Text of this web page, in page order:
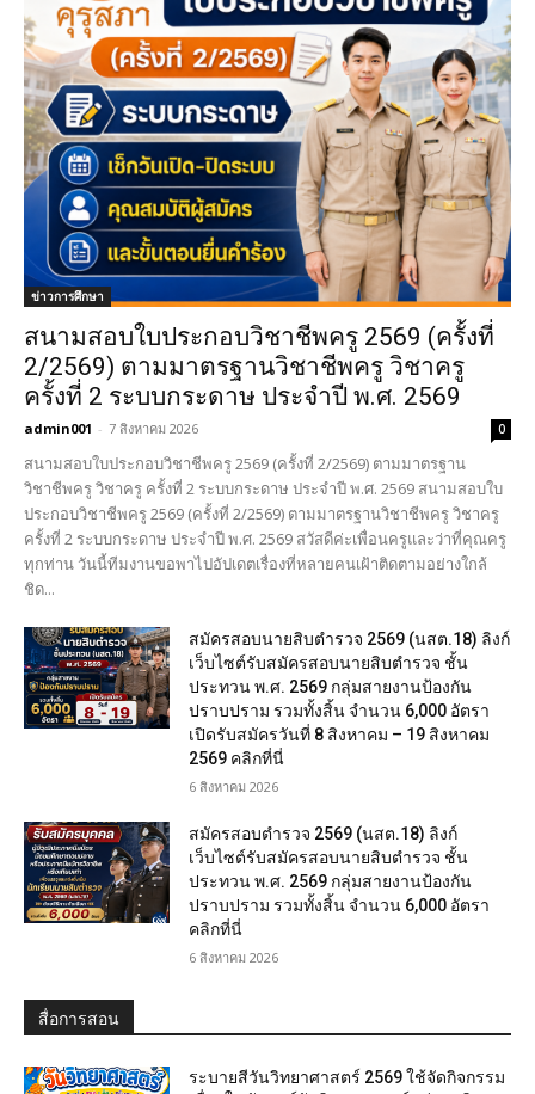
ข่าวการศึกษา
สนามสอบใบประกอบวิชาชีพครู 2569 (ครั้งที่
2/2569) ตามมาตรฐานวิชาชีพครู วิชาครู
ครั้งที่ 2 ระบบกระดาษ ประจำปี พ.ศ. 2569
admin001 - 7 สิงหาคม 2026 0
สนามสอบใบประกอบวิชาชีพครู 2569 (ครั้งที่ 2/2569) ตามมาตรฐาน
วิชาชีพครู วิชาครู ครั้งที่ 2 ระบบกระดาษ ประจำปี พ.ศ. 2569 สนามสอบใบ
ประกอบวิชาชีพครู 2569 (ครั้งที่ 2/2569) ตามมาตรฐานวิชาชีพครู วิชาครู
ครั้งที่ 2 ระบบกระดาษ ประจำปี พ.ศ. 2569 สวัสดีค่ะเพื่อนครูและว่าที่คุณครู
ทุกท่าน วันนี้ทีมงานขอพาไปอัปเดตเรื่องที่หลายคนเฝ้าติดตามอย่างใกล้
ชิด...
สมัครสอบนายสิบตำรวจ 2569 (นสต.18) ลิงก์
เว็บไซต์รับสมัครสอบนายสิบตำรวจ ชั้น
ประทวน พ.ศ. 2569 กลุ่มสายงานป้องกัน
ปราบปราม รวมทั้งสิ้น จำนวน 6,000 อัตรา
เปิดรับสมัครวันที่ 8 สิงหาคม – 19 สิงหาคม
2569 คลิกที่นี่
6 สิงหาคม 2026
สมัครสอบตํารวจ 2569 (นสต.18) ลิงก์
เว็บไซต์รับสมัครสอบนายสิบตำรวจ ชั้น
ประทวน พ.ศ. 2569 กลุ่มสายงานป้องกัน
ปราบปราม รวมทั้งสิ้น จำนวน 6,000 อัตรา
คลิกที่นี่
6 สิงหาคม 2026
สื่อการสอน
ระบายสีวันวิทยาศาสตร์ 2569 ใช้จัดกิจกรรม